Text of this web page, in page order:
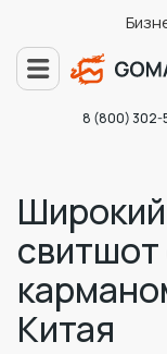
8 (800) 302-
Китая